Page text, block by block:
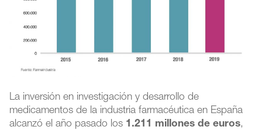
La inversión en investigación y desarrollo de
medicamentos de la industria farmacéutica en España
alcanzó el año pasado los 1.211 millones de euros,